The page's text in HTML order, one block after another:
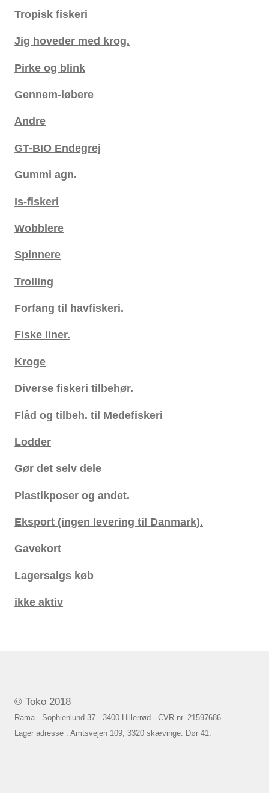
Tropisk fiskeri
Jig hoveder med krog.
Pirke og blink
Gennem-løbere
Andre
GT-BIO Endegrej
Gummi agn.
Is-fiskeri
Wobblere
Spinnere
Trolling
Forfang til havfiskeri.
Fiske liner.
Kroge
Diverse fiskeri tilbehør.
Flåd og tilbeh. til Medefiskeri
Lodder
Gør det selv dele
Plastikposer og andet.
Eksport (ingen levering til Danmark).
Gavekort
Lagersalgs køb
ikke aktiv
© Toko 2018
Rama - Sophienlund 37 - 3400 Hillerrød - CVR nr. 21597686
Lager adresse : Amtsvejen 109, 3320 skævinge. Dør 41.